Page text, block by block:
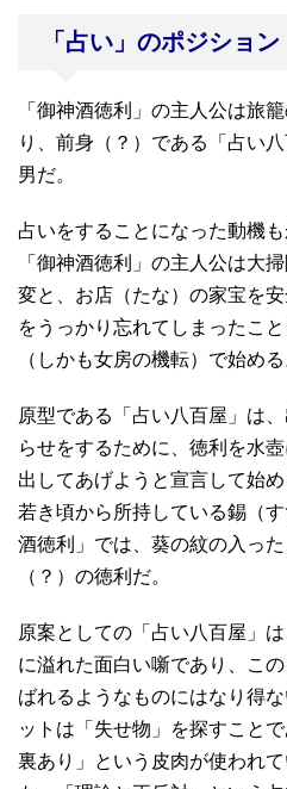
「占い」のポジション
「御神酒徳利」の主人公は旅
り、前身（？）である「占い
男だ。
占いをすることになった動機も
「御神酒徳利」の主人公は大
変と、お店（たな）の家宝を
をうっかり忘れてしまったこ
（しかも女房の機転）で始める
原型である「占い八百屋」は
らせをするために、徳利を水
出してあげようと宣言して始
若き頃から所持している錫（
酒徳利」では、葵の紋の入っ
（？）の徳利だ。
原案としての「占い八百屋」
に溢れた面白い噺であり、こ
ばれるようなものにはなり得
ットは「失せ物」を探すこと
裏あり」という皮肉が使われ